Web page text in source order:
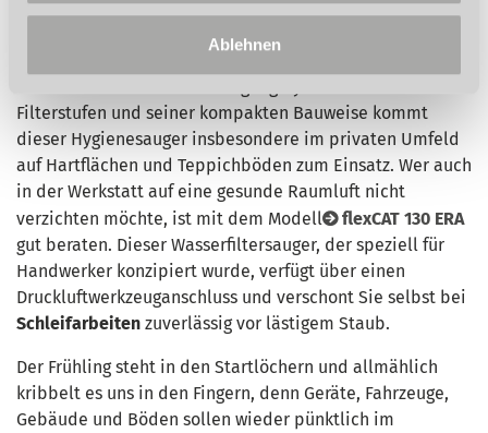
Ablehnen
Für ein jederzeit reines und hygienisches Raumklima
sorgt der Wasserfiltersauger
Filterstufen und seiner kompakten Bauweise kommt
dieser Hygienesauger insbesondere im privaten Umfeld
auf Hartflächen und Teppichböden zum Einsatz. Wer auch
in der Werkstatt auf eine gesunde Raumluft nicht
verzichten möchte, ist mit dem Modell
flexCAT 130 ERA
gut beraten. Dieser Wasserfiltersauger, der speziell für
Handwerker konzipiert wurde, verfügt über einen
Druckluftwerkzeuganschluss und verschont Sie selbst bei
Schleifarbeiten zuverlässig vor lästigem Staub.
Der Frühling steht in den Startlöchern und allmählich
kribbelt es uns in den Fingern, denn Geräte, Fahrzeuge,
Gebäude und Böden sollen wieder pünktlich im